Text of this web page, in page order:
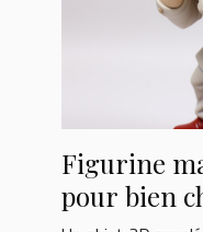
Figurine
pour bien